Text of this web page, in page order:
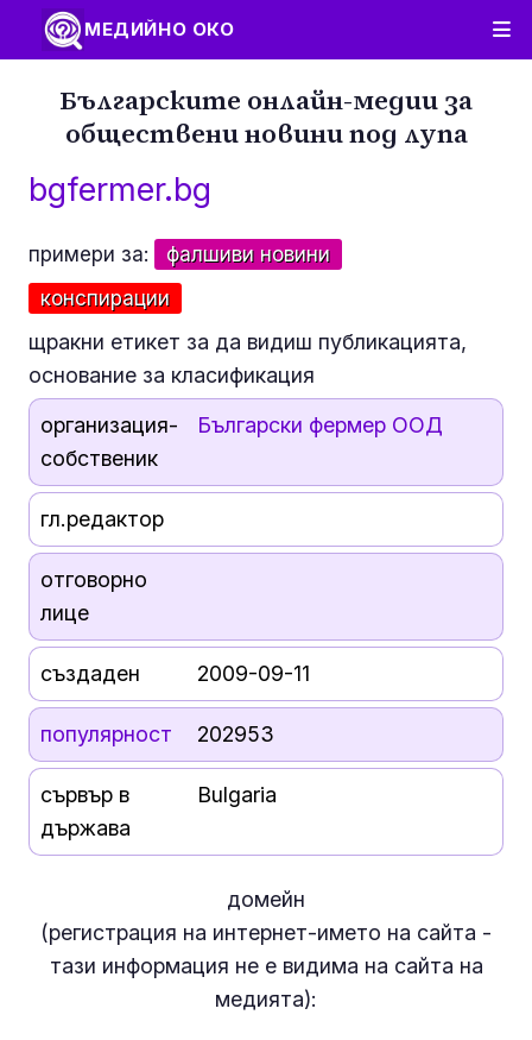
МЕДИЙНО ОКО
Българските онлайн-медии за
обществени новини под лупа
bgfermer.bg
примери за:
фалшиви новини
конспирации
щракни етикет за да видиш публикацията,
основание за класификация
организация-
собственик
Български фермер ООД
гл.редактор
отговорно
лице
създаден 2009-09-11
популярност 202953
сървър в
държава
Bulgaria
домейн
(регистрация на интернет-името на сайта -
тази информация не евидима на сайта на
медията):